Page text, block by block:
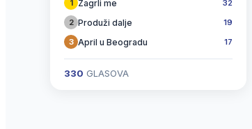
1 Zagrli me
32
2 Produži dalje
19
3 April u Beogradu 17
330 GLASOVA